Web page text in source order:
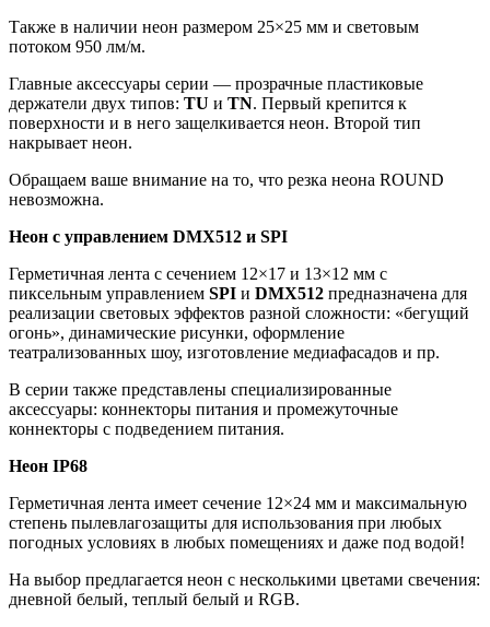
Также в наличии неон размером 25×25 мм и световым
потоком 950 лм/м.
Главные аксессуары серии — прозрачные пластиковые
держатели двух типов: TU и TN. Первый крепится к
поверхности и в него защелкивается неон. Второй тип
накрывает неон.
Обращаем ваше внимание на то, что резка неона ROUND
невозможна.
Неон с управлением DMX512 и SPI
Герметичная лента с сечением 12×17 и 13×12 мм с
пиксельным управлением SPI и DMX512 предназначена для
реализации световых эффектов разной сложности: «бегущий
огонь», динамические рисунки, оформление
театрализованных шоу, изготовление медиафасадов и пр.
В серии также представлены специализированные
аксессуары: коннекторы питания и промежуточные
коннекторы с подведением питания.
Неон IP68
Герметичная лента имеет сечение 12×24 мм и максимальную
степень пылевлагозащиты для использования при любых
погодных условиях в любых помещениях и даже под водой!
На выбор предлагается неон с несколькими цветами свечения:
дневной белый, теплый белый и RGB.